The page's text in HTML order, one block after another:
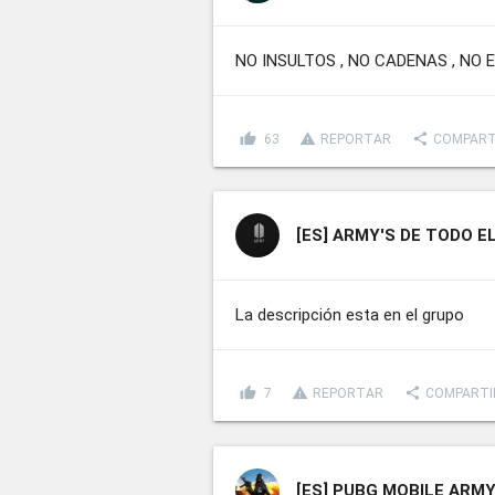
NO INSULTOS , NO CADENAS , NO
thumb_up 63 report_problem REPORTAR share
[ES]ARMY'S DE TODO
La descripción esta en el grupo
thumb_up 7 report_problem REPORTAR share
[ES] PUBG MOBILE ARMY